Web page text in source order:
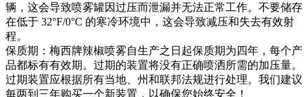
辆，这会导致喷雾罐因过压而泄漏并无法正常工作。不要储存
在低于 32°F/0°C 的寒冷环境中，这会导致减压和失去有效射
程。
保质期：梅西牌辣椒喷雾自生产之日起保质期为四年，每个产
品都标有有效期。过期的装置将没有正确喷洒所需的加压量。
过期装置应根据所有当地、州和联邦法规进行处理。我们建议
每两到三年购买一个新装置，以确保您始终安全！